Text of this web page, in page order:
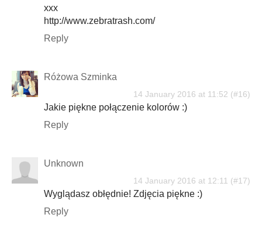
xxx
http://www.zebratrash.com/
Reply
Różowa Szminka
14 January 2016 at 11:52
Jakie piękne połączenie kolorów :)
Reply
Unknown
14 January 2016 at 12:11
Wyglądasz obłędnie! Zdjęcia piękne :)
Reply